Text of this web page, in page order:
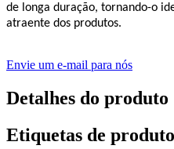
de longa duração, tornando-o
atraente dos produtos.
Envie um e-mail para nós
Detalhes do produto
Etiquetas de produto